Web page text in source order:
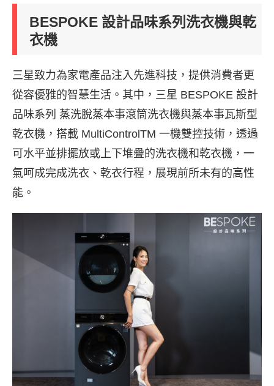
BESPOKE 設計品味系列洗衣機與乾
衣機
三星致力為家電產品注入先進科技，提供消費者更
從容優雅的智慧生活。其中，三星 BESPOKE 設計
品味系列 蒸洗脫蒸本事滾筒洗衣機與蒸本事瓦斯型
乾衣機，搭載 MultiControlTM 一機雙控技術，透過
可水平並排擺放或上下堆疊的洗衣機和乾衣機，一
氣呵成完成洗衣、乾衣行程，展現前所未有的高性
能。